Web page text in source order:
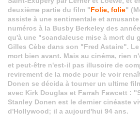
deuxième partie du film "Folie, folie"
assiste à une sentimentale et
numéros à la Busby Berkeley des
qu'à une "scandaleuse mise à mort du
Gilles Cèbe dans son "Fred Astaire".
mort bien avant. Mais au cinéma, rien
et peut-être n'est-il pas illusoire de
revirement de la mode pour le voir
Donen se décida à tourner un ultime
avec Kirk Douglas et Farrah Fawcett :
Stanley Donen est le dernier cinéaste
d'Hollywood; il a aujourd'hui 94 ans.